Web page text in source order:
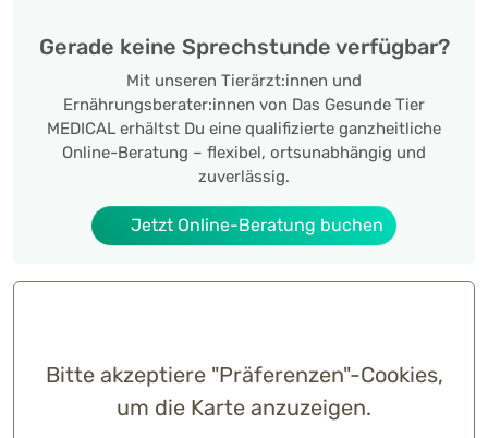
Gerade keine Sprechstunde verfügbar?
Mit unseren Tierärzt:innen und
Ernährungsberater:innen von Das Gesunde Tier
MEDICAL erhältst Du eine qualifizierte ganzheitliche
Online-Beratung – flexibel, ortsunabhängig und
zuverlässig.
Jetzt Online-Beratung buchen
Bitte akzeptiere "Präferenzen"-Cookies,
um die Karte anzuzeigen.